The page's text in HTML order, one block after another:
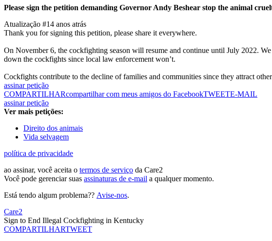
Please sign the petition demanding Governor Andy Beshear stop the animal
Atualização #14 anos atrás
Thank you for signing this petition, please share it everywhere.
On November 6, the cockfighting season will resume and continue until July 2022.
down the cockfights since local law enforcement won’t.
Cockfights contribute to the decline of families and communities since they attract
assinar petição
COMPARTILHARcompartilhar com meus amigos do FacebookTWEETE-MAIL
assinar petição
Ver mais petições:
Direito dos animais
Vida selvagem
política de privacidade
ao assinar, você aceita o termos de serviço da Care2
Você pode gerenciar suas assinaturas de e-mail a qualquer momento.
Está tendo algum problema?? Avise-nos.
Care2
Sign to End Illegal Cockfighting in Kentucky
COMPARTILHARTWEET